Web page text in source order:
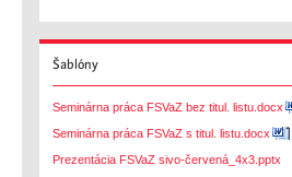
Šablóny
Seminárna práca FSVaZ bez titul. listu.docx
Seminárna práca FSVaZ s titul. listu.docx
Prezentácia FSVaZ sivo-červená_4x3.pptx